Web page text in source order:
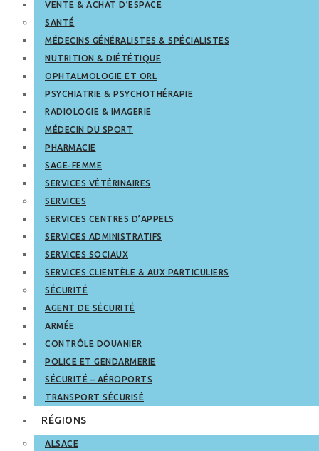
VENTE & ACHAT D’ESPACE
SANTÉ
MÉDECINS GÉNÉRALISTES & SPÉCIALISTES
NUTRITION & DIÉTÉTIQUE
OPHTALMOLOGIE ET ORL
PSYCHIATRIE & PSYCHOTHÉRAPIE
RADIOLOGIE & IMAGERIE
MÉDECIN DU SPORT
PHARMACIE
SAGE-FEMME
SERVICES VÉTÉRINAIRES
SERVICES
SERVICES CENTRES D’APPELS
SERVICES ADMINISTRATIFS
SERVICES SOCIAUX
SERVICES CLIENTÈLE & AUX PARTICULIERS
SÉCURITÉ
AGENT DE SÉCURITÉ
ARMÉE
CONTRÔLE DOUANIER
POLICE ET GENDARMERIE
SÉCURITÉ – AÉROPORTS
TRANSPORT SÉCURISÉ
RÉGIONS
ALSACE